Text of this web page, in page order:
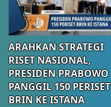
ARAHKAN STRATEGI
RISET NASIONAL,
PRESIDEN PRABOWO
PANGGIL 150 PERISET
BRIN KE ISTANA